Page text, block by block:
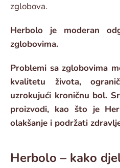
zglobova.
Herbolo je moderan
zglobovima.
Problemi sa zglobovima
kvalitetu života,
uzrokujući kroničnu bol.
proizvodi, kao što je
olakšanje i podržati
Herbolo – kako